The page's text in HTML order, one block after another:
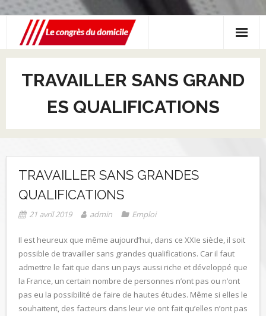
content
Accueil
Formations professionnelles
Entreprise
TRAVAILLER SANS GRAND
ES QUALIFICATIONS
TRAVAILLER SANS GRANDES
QUALIFICATIONS
21 avril 2019 admin Emploi
Il est heureux que même aujourd’hui, dans ce XXIe siècle, il soit
possible de travailler sans grandes qualifications. Car il faut
admettre le fait que dans un pays aussi riche et développé que
la France, un certain nombre de personnes n’ont pas ou n’ont
pas eu la possibilité de faire de hautes études. Même si elles le
souhaitent, des facteurs dans leur vie ont fait qu’elles n’ont pas